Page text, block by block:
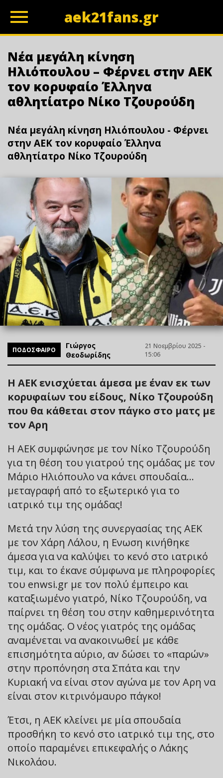
aek21fans.gr
Νέα μεγάλη κίνηση
Ηλιόπουλου – Φέρνει στην ΑΕΚ
τον κορυφαίο Έλληνα
αθλητίατρο Νίκο Τζουρούδη
Νέα μεγάλη κίνηση Ηλιόπουλου - Φέρνει
στην ΑΕΚ τον κορυφαίο Έλληνα
αθλητίατρο Νίκο Τζουρούδη
ΠΟΔΟΣΦΑΙΡΟ
Γιώργος
Θεοδωρίδης
21 Νοεμβρίου 2025 -
15:06
Η ΑΕΚ ενισχύεται άμεσα με έναν εκ των
κορυφαίων του είδους, Νίκο Τζουρούδη
που θα κάθεται στον πάγκο στο ματς με
τον Αρη
Η ΑΕΚ συμφώνησε με τον Νίκο Τζουρούδη
για τη θέση του γιατρού της ομάδας με τον
Μάριο Ηλιόπουλο να κάνει σπουδαία…
μεταγραφή από το εξωτερικό για το
ιατρικό τιμ της ομάδας!
Μετά την λύση της συνεργασίας της ΑΕΚ
με τον Χάρη Λάλου, η Ενωση κινήθηκε
άμεσα για να καλύψει το κενό στο ιατρικό
τιμ, και το έκανε σύμφωνα με πληροφορίες
του enwsi.gr με τον πολύ έμπειρο και
καταξιωμένο γιατρό, Νίκο Τζουρούδη, να
παίρνει τη θέση του στην καθημερινότητα
της ομάδας. Ο νέος γιατρός της ομάδας
αναμένεται να ανακοινωθεί με κάθε
επισημότητα αύριο, αν δώσει το «παρών»
στην προπόνηση στα Σπάτα και την
Κυριακή να είναι στον αγώνα με τον Αρη να
είναι στον κιτρινόμαυρο πάγκο!
Έτσι, η ΑΕΚ κλείνει με μία σπουδαία
προσθήκη το κενό στο ιατρικό τιμ της, στο
οποίο παραμένει επικεφαλής ο Λάκης
Νικολάου.